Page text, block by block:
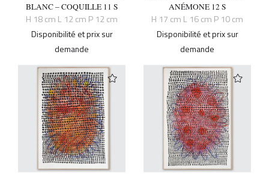
BLANC – COQUILLE 11 S
H 18 cm L 12 cm P 12 cm
Disponibilité et prix sur
demande
ANÉMONE 12 S
H 17 cm L 16 cm P 10 cm
Disponibilité et prix sur
demande